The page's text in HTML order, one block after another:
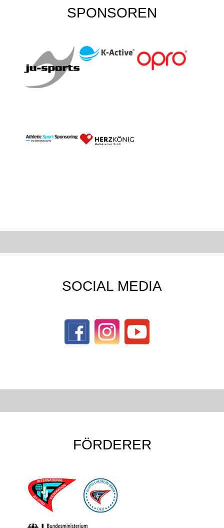
SPONSOREN
SOCIAL MEDIA
FÖRDERER